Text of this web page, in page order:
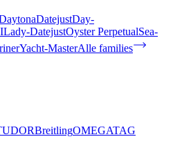
DatejustDay-
Lady-DatejustOyster PerpetualSea-
Yacht-MasterAlle families
BreitlingOMEGATAG